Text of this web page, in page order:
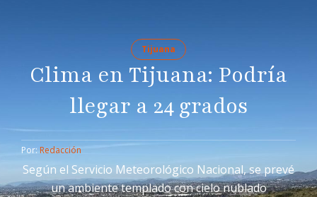
Tijuana
Clima en Tijuana: Podría
llegar a 24 grados
Por: Redacción
Según el Servicio Meteorológico Nacional, se prevé
un ambiente templado con cielo nublado